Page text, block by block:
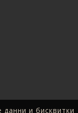
данни и бисквитки